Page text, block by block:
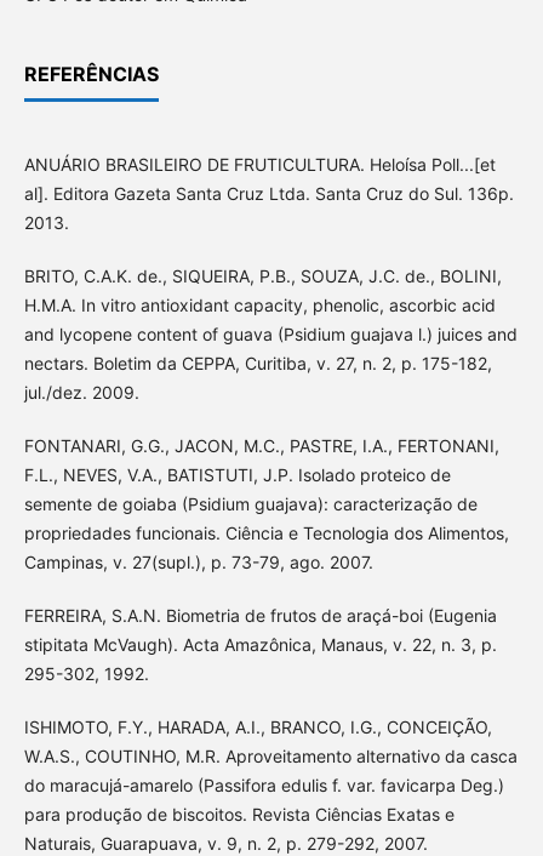
REFERÊNCIAS
ANUÁRIO BRASILEIRO DE FRUTICULTURA. Heloísa Poll...[et
al]. Editora Gazeta Santa Cruz Ltda. Santa Cruz do Sul. 136p.
2013.
BRITO, C.A.K. de., SIQUEIRA, P.B., SOUZA, J.C. de., BOLINI,
H.M.A. In vitro antioxidant capacity, phenolic, ascorbic acid
and lycopene content of guava (Psidium guajava l.) juices and
nectars. Boletim da CEPPA, Curitiba, v. 27, n. 2, p. 175-182,
jul./dez. 2009.
FONTANARI, G.G., JACON, M.C., PASTRE, I.A., FERTONANI,
F.L., NEVES, V.A., BATISTUTI, J.P. Isolado proteico de
semente de goiaba (Psidium guajava): caracterização de
propriedades funcionais. Ciência e Tecnologia dos Alimentos,
Campinas, v. 27(supl.), p. 73-79, ago. 2007.
FERREIRA, S.A.N. Biometria de frutos de araçá-boi (Eugenia
stipitata McVaugh). Acta Amazônica, Manaus, v. 22, n. 3, p.
295-302, 1992.
ISHIMOTO, F.Y., HARADA, A.I., BRANCO, I.G., CONCEIÇÃO,
W.A.S., COUTINHO, M.R. Aproveitamento alternativo da casca
do maracujá-amarelo (Passifora edulis f. var. favicarpa Deg.)
para produção de biscoitos. Revista Ciências Exatas e
Naturais, Guarapuava, v. 9, n. 2, p. 279-292, 2007.